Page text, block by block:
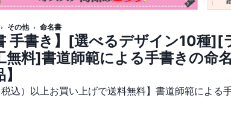
その他 命名書
手書き】[選べるデザイン10種][
無料]書道師範による手書きの命
税込）以上お買い上げで送料無料】書道師範による